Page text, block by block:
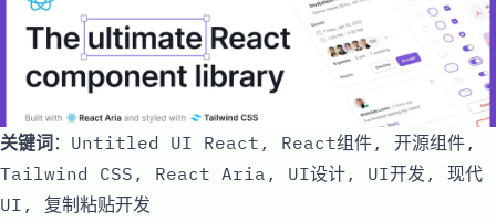
关键词：Untitled UI React, React组件, 开源组件,
Tailwind CSS, React Aria, UI设计, UI开发, 现代
UI, 复制粘贴开发